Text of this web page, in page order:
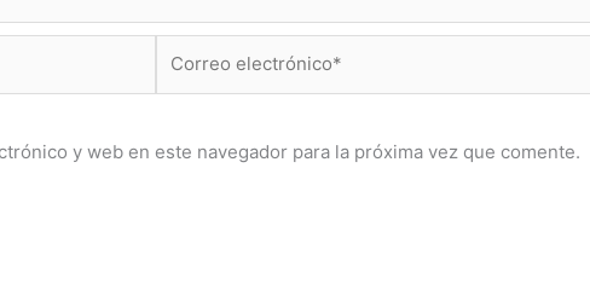
electrónico*
y web en este navegador para la próxima vez que comente.